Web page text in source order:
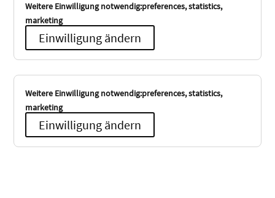
Weitere Einwilligung notwendig:preferences, statistics,
marketing
Einwilligung ändern
Weitere Einwilligung notwendig:preferences, statistics,
marketing
Einwilligung ändern